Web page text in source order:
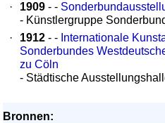
·
1909 - -
- Künstlergruppe
·
1912 - - Internationale
Sonderbundes
zu Cöln
- Städtische
Bronnen: